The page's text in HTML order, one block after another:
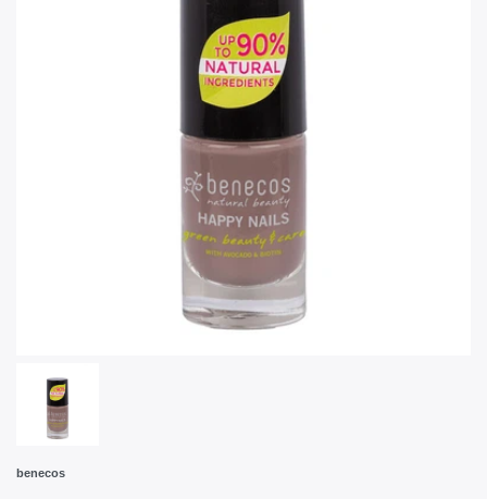
benecos